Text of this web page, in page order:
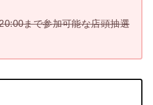
まで参加可能な店頭抽選